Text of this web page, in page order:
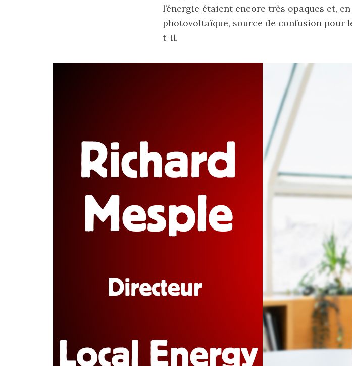
l’énergie étaient encore très opaques et,
photovoltaïque, source de confusion pour
t-il.